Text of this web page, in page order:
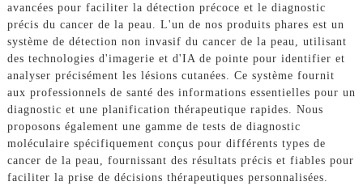
avancées pour faciliter la détection précoce et le diagnostic
précis du cancer de la peau. L'un de nos produits phares est un
système de détection non invasif du cancer de la peau, utilisant
des technologies d'imagerie et d'IA de pointe pour identifier et
analyser précisément les lésions cutanées. Ce système fournit
aux professionnels de santé des informations essentielles pour un
diagnostic et une planification thérapeutique rapides. Nous
proposons également une gamme de tests de diagnostic
moléculaire spécifiquement conçus pour différents types de
cancer de la peau, fournissant des résultats précis et fiables pour
faciliter la prise de décisions thérapeutiques personnalisées.